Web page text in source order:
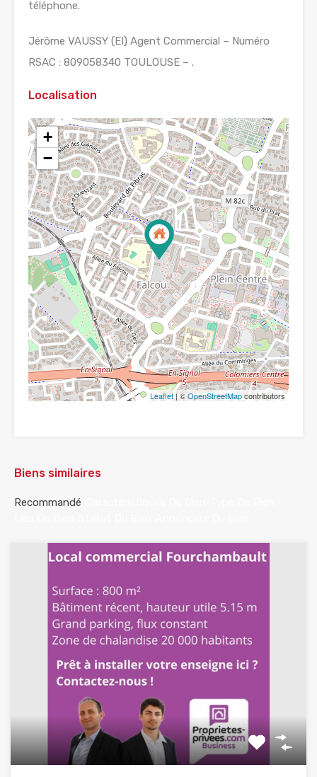
téléphone.
Jérôme VAUSSY (EI) Agent Commercial – Numéro
RSAC : 809058340 TOULOUSE – .
Localisation
+
−
Leaflet| ©OpenStreetMapcontributors
Biens similaires
Recommandé